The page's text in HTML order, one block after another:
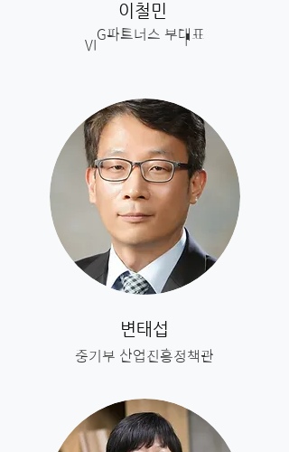
이철민
VIG파트너스 부대표
변태섭
중기부 산업진흥정책관